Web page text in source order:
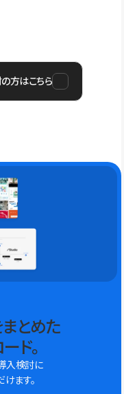
方はこちら
とめた
ド。
入検討に
ます。